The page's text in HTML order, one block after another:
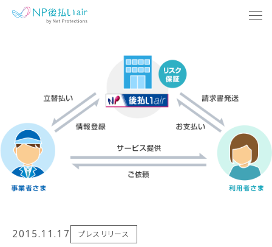
サポート
ニュース
2015.11.17 プレスリリース